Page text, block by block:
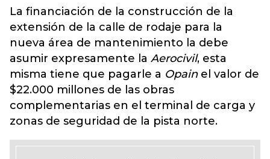
La financiación de la construcción de la
extensión de la calle de rodaje para la
nueva área de mantenimiento la debe
asumir expresamente la Aerocivil, esta
misma tiene que pagarle a Opainel valor de
$22.000 millones de las obras
complementarias en el terminal de carga y
zonas de seguridad de la pista norte.